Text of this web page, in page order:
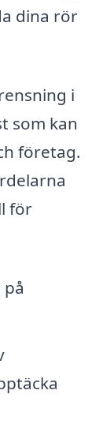
dina rör
i
som kan
företag.
för